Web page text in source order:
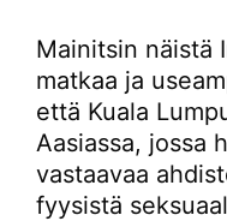
Mainitsin näistä
matkaa ja
että Kuala
Aasiassa, jossa
vastaavaa
fyysistä